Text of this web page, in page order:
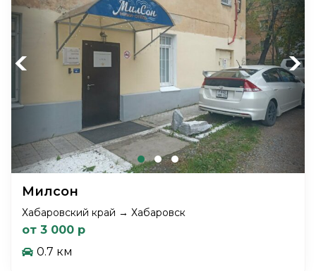
Previous Next
Милсон
Хабаровский край → Хабаровск
от 3 000 р
0.7 км